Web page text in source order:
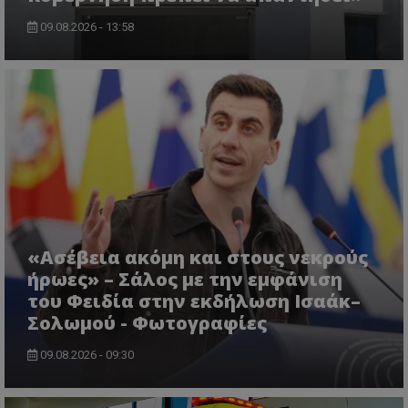
09.08.2026 - 13:58
«Ασέβεια ακόμη και στους νεκρούς
ήρωες» – Σάλος με την εμφάνιση
του Φειδία στην εκδήλωση Ισαάκ–
Σολωμού - Φωτογραφίες
09.08.2026 - 09:30
VISITOR_PRIVACY_METADATA
YouTube
.youtube.com